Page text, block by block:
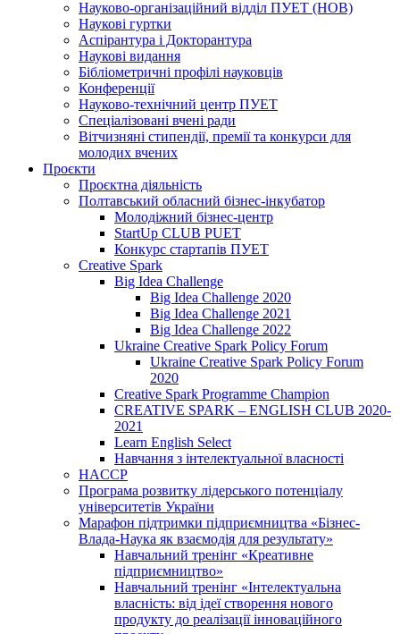
Науково-організаційний відділ ПУЕТ (НОВ)
Наукові гуртки
Аспірантура і Докторантура
Наукові видання
Бібліометричні профілі науковців
Конференції
Науково-технічний центр ПУЕТ
Спеціалізовані вчені ради
Вітчизняні стипендії, премії та конкурси для
молодих вчених
Проєкти
Проєктна діяльність
Полтавський обласний бізнес-інкубатор
Молодіжний бізнес-центр
StartUp CLUB PUET
Конкурс стартапів ПУЕТ
Creative Spark
Big Idea Challenge
Big Idea Challenge 2020
Big Idea Challenge 2021
Big Idea Challenge 2022
Ukraine Creative Spark Policy Forum
Ukraine Creative Spark Policy Forum
2020
Creative Spark Programme Champion
CREATIVE SPARK – ENGLISH CLUB 2020-
2021
Learn English Select
Навчання з інтелектуальної власності
HACCP
Програма розвитку лідерського потенціалу
університетів України
Марафон підтримки підприємництва «Бізнес-
Влада-Наука як взаємодія для результату»
Навчальний тренінг «Креативне
підприємництво»
Навчальний тренінг «Інтелектуальна
власність: від ідеї створення нового
продукту до реалізації інноваційного